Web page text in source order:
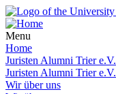
Menu
Home
Juristen Alumni Trier e.V.
Juristen Alumni Trier e.V.
Wir über uns